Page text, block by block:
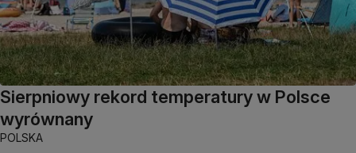
Sierpniowy rekord temperatury w Polsce
wyrównany
POLSKA